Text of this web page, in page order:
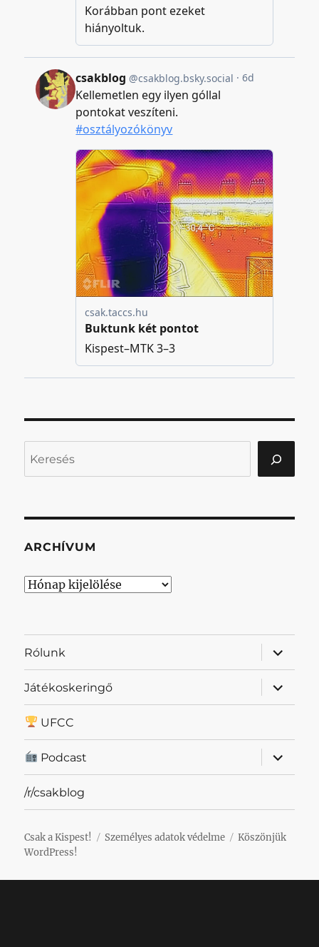
ARCHÍVUM
Archívum
Rólunk
almenü
Játékoskeringő
almenü
UFCC
Podcast
almenü
/r/csakblog
Csak a Kispest! Személyes adatok védelme
Köszönjük
WordPress!